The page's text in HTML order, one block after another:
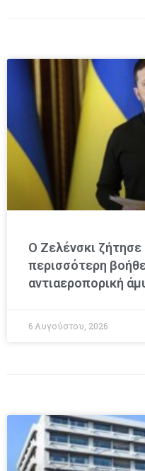
Ο Ζελένσκι
περισσότερη
αντιαεροπορική
6 Αυγούστου, 2026